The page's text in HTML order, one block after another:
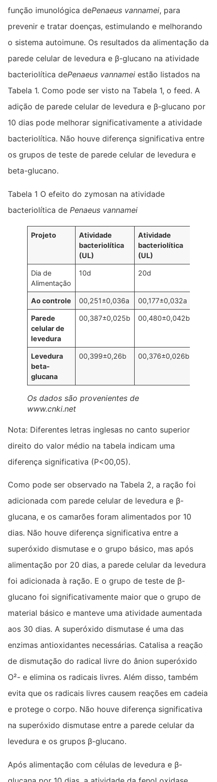
função imunológica dePenaeus vannamei, para
prevenir e tratar doenças, estimulando e melhorando
o sistema autoimune. Os resultados da alimentação da
parede celular de levedura e β-glucano na atividade
bacteriolítica dePenaeus vannamei estão listados na
Tabela 1. Como pode ser visto na Tabela 1, o feed. A
adição de parede celular de levedura e β-glucano por
10 dias pode melhorar significativamente a atividade
bacteriolítica. Não houve diferença significativa entre
os grupos de teste de parede celular de levedura e
beta-glucano.
Tabela 1 O efeito do zymosan na atividade
bacteriolítica de Penaeus vannamei
Projeto
Atividade
bacteriolítica
(UL)
Atividade
bacteriolítica
(UL)
Dia de
Alimentação
10d 20d
Ao controle 00,251±0,036a 00,177±0,032a
Parede
celular de
levedura
00,387±0,025b 00,480±0,042b
Levedura
beta-
glucana
00,399±0,26b 00,376±0,026b
Os dados são provenientes de
www.cnki.net
Nota: Diferentes letras inglesas no canto superior
direito do valor médio na tabela indicam uma
diferença significativa (P<00,05).
Como pode ser observado na Tabela 2, a ração foi
adicionada com parede celular de levedura e β-
glucana, e os camarões foram alimentados por 10
dias. Não houve diferença significativa entre a
superóxido dismutase e o grupo básico, mas após
alimentação por 20 dias, a parede celular da levedura
foi adicionada à ração. E o grupo de teste de β-
glucano foi significativamente maior que o grupo de
material básico e manteve uma atividade aumentada
aos 30 dias. A superóxido dismutase é uma das
enzimas antioxidantes necessárias. Catalisa a reação
de dismutação do radical livre do ânion superóxido
O²- e elimina os radicais livres. Além disso, também
evita que os radicais livres causem reações em cadeia
e protege o corpo. Não houve diferença significativa
na superóxido dismutase entre a parede celular da
levedura e os grupos β-glucano.
Após alimentação com células de levedura e β-